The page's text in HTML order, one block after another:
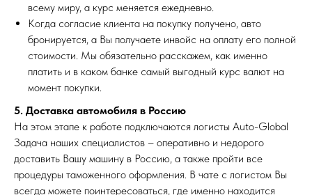
всему миру, а курс меняется ежедневно.
Когда согласие клиента на покупку получено, авто
бронируется, а Вы получаете инвойс на оплату его полной
стоимости. Мы обязательно расскажем, как именно
платить и в каком банке самый выгодный курс валют на
момент покупки.
5. Доставка автомобиля в Россию
На этом этапе к работе подключаются логисты Auto-Global
Задача наших специалистов – оперативно и недорого
доставить Вашу машину в Россию, а также пройти все
процедуры таможенного оформления. В чате с логистом Вы
всегда можете поинтересоваться, где именно находится